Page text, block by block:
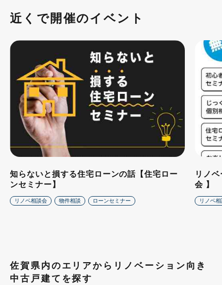
近くで開催のイベント
知らないと損する住宅ローンの話【住宅ロー
ンセミナー】
リノベ相談会 物件相談 ローンセミナー
リノ
会 】
リノベ
佐賀県内のエリアからリノベーション向き
中古戸建てを探す